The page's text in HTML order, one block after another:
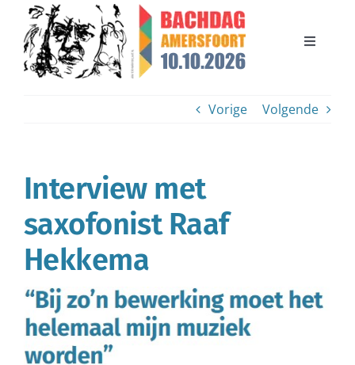
inhoud
Toggle
Bachdag 2026
Organisatie
Steun de Bachdag
Contact
Vorige Volgende
Interview met
saxofonist Raaf
Hekkema